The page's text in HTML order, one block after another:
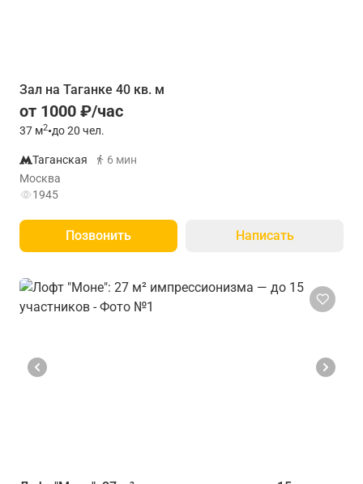
Зал на Таганке 40 кв. м
от 1000 ₽/час
37 м2•до 20 чел.
Таганская
6 мин
Москва
1945
Позвонить Написать